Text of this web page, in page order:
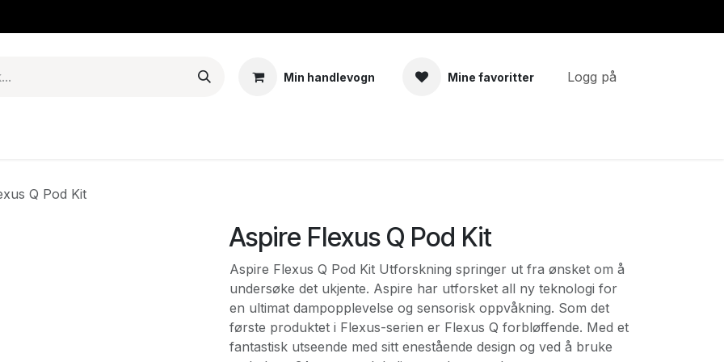
Min handlevogn Mine favoritter Logg på
Q Pod Kit
Aspire Flexus Q Pod Kit
Aspire Flexus Q Pod Kit Utforskning springer ut fra ønsket om å
undersøke det ukjente. Aspire har utforsket all ny teknologi for
en ultimat dampopplevelse og sensorisk oppvåkning. Som det
første produktet i Flexus-serien er Flexus Q forbløffende. Med et
fantastisk utseende med sitt enestående design og ved å bruke